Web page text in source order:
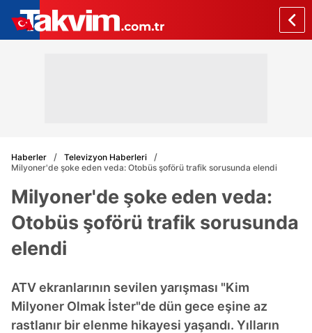
Haberler
Televizyon Haberleri
Milyoner'de şoke eden veda: Otobüs şoförü trafik sorusunda elendi
Milyoner'de şoke eden veda:
Otobüs şoförü trafik sorusunda
elendi
ATV ekranlarının sevilen yarışması "Kim
Milyoner Olmak İster"de dün gece eşine az
rastlanır bir elenme hikayesi yaşandı. Yılların